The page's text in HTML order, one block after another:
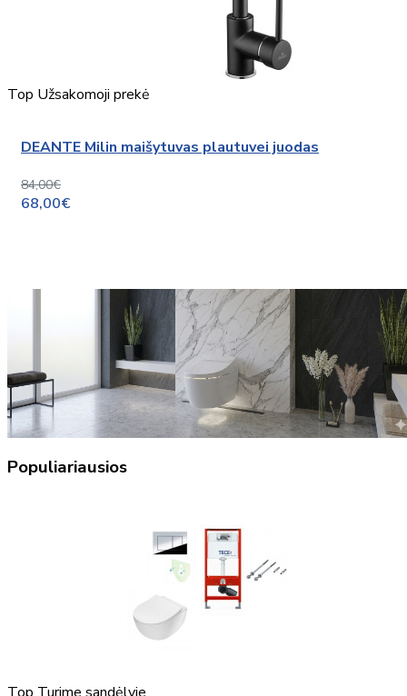
Top Užsakomoji prekė
DEANTE Milin maišytuvas plautuvei juodas
84,00€
68,00€
Populiariausios